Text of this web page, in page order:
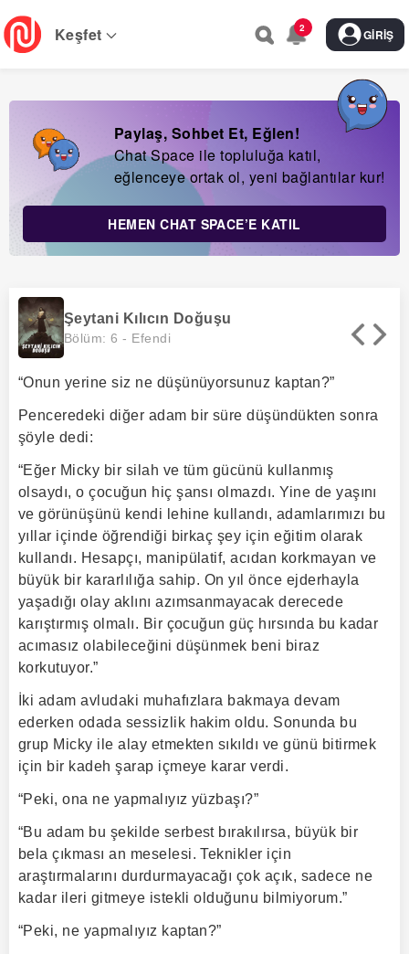
Skip
to
main
Keşfet 2 GIRIŞ
Paylaş, Sohbet Et, Eğlen!
Chat Space ile topluluğa katıl,
eğlenceye ortak ol, yeni bağlantılar kur!
HEMEN CHAT SPACE’E KATIL
Şeytani Kılıcın Doğuşu
Bölüm: 6 - Efendi
“Onun yerine siz ne düşünüyorsunuz kaptan?”
Penceredeki diğer adam bir süre düşündükten sonra
şöyle dedi:
“Eğer Micky bir silah ve tüm gücünü kullanmış
olsaydı, o çocuğun hiç şansı olmazdı. Yine de yaşını
ve görünüşünü kendi lehine kullandı, adamlarımızı bu
yıllar içinde öğrendiği birkaç şey için eğitim olarak
kullandı. Hesapçı, manipülatif, acıdan korkmayan ve
büyük bir kararlılığa sahip. On yıl önce ejderhayla
yaşadığı olay aklını azımsanmayacak derecede
karıştırmış olmalı. Bir çocuğun güç hırsında bu kadar
acımasız olabileceğini düşünmek beni biraz
korkutuyor.”
İki adam avludaki muhafızlara bakmaya devam
ederken odada sessizlik hakim oldu. Sonunda bu
grup Micky ile alay etmekten sıkıldı ve günü bitirmek
için bir kadeh şarap içmeye karar verdi.
“Peki, ona ne yapmalıyız yüzbaşı?”
“Bu adam bu şekilde serbest bırakılırsa, büyük bir
bela çıkması an meselesi. Teknikler için
araştırmalarını durdurmayacağı çok açık, sadece ne
kadar ileri gitmeye istekli olduğunu bilmiyorum.”
“Peki, ne yapmalıyız kaptan?”